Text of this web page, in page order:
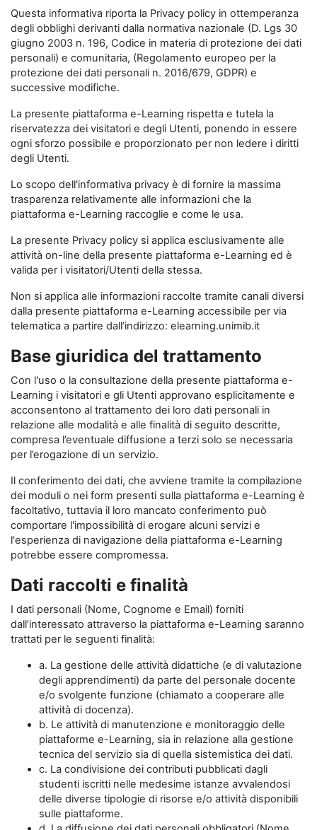
Questa informativa riporta la Privacy policy in ottemperanza
degli obblighi derivanti dalla normativa nazionale (D. Lgs 30
giugno 2003 n. 196, Codice in materia di protezione dei dati
personali) e comunitaria, (Regolamento europeo per la
protezione dei dati personali n. 2016/679, GDPR) e
successive modifiche.
La presente piattaforma e-Learning rispetta e tutela la
riservatezza dei visitatori e degli Utenti, ponendo in essere
ogni sforzo possibile e proporzionato per non ledere i diritti
degli Utenti.
Lo scopo dell'informativa privacy è di fornire la massima
trasparenza relativamente alle informazioni che la
piattaforma e-Learning raccoglie e come le usa.
La presente Privacy policy si applica esclusivamente alle
attività on-line della presente piattaforma e-Learning ed è
valida per i visitatori/Utenti della stessa.
Non si applica alle informazioni raccolte tramite canali diversi
dalla presente piattaforma e-Learning accessibile per via
telematica a partire dall’indirizzo: elearning.unimib.it
Base giuridica del trattamento
Con l'uso o la consultazione della presente piattaforma e-
Learning i visitatori e gli Utenti approvano esplicitamente e
acconsentono al trattamento dei loro dati personali in
relazione alle modalità e alle finalità di seguito descritte,
compresa l’eventuale diffusione a terzi solo se necessaria
per l’erogazione di un servizio.
Il conferimento dei dati, che avviene tramite la compilazione
dei moduli o nei form presenti sulla piattaforma e-Learning è
facoltativo, tuttavia il loro mancato conferimento può
comportare l'impossibilità di erogare alcuni servizi e
l'esperienza di navigazione della piattaforma e-Learning
potrebbe essere compromessa.
Dati raccolti e finalità
I dati personali (Nome, Cognome e Email) forniti
dall’interessato attraverso la piattaforma e-Learning saranno
trattati per le seguenti finalità:
a. La gestione delle attività didattiche (e di valutazione
degli apprendimenti) da parte del personale docente
e/o svolgente funzione (chiamato a cooperare alle
attività di docenza).
b. Le attività di manutenzione e monitoraggio delle
piattaforme e-Learning, sia in relazione alla gestione
tecnica del servizio sia di quella sistemistica dei dati.
c. La condivisione dei contributi pubblicati dagli
studenti iscritti nelle medesime istanze avvalendosi
delle diverse tipologie di risorse e/o attività disponibili
sulle piattaforme.